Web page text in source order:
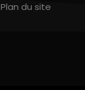
Plan du site